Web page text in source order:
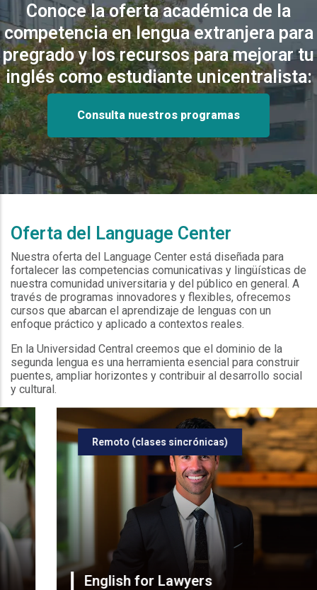
Conoce la oferta académica de la
competencia en lengua extranjera para
pregrado y los recursos para mejorar tu
inglés como estudiante unicentralista:
Consulta nuestros programas
Oferta del Language Center
Nuestra oferta del Language Center está diseñada para
fortalecer las competencias comunicativas y lingüísticas de
nuestra comunidad universitaria y del público en general. A
través de programas innovadores y flexibles, ofrecemos
cursos que abarcan el aprendizaje de lenguas con un
enfoque práctico y aplicado a contextos reales.
En la Universidad Central creemos que el dominio de la
segunda lengua es una herramienta esencial para construir
puentes, ampliar horizontes y contribuir al desarrollo social
y cultural.
Remoto (clases sincrónicas)
English for Lawyers